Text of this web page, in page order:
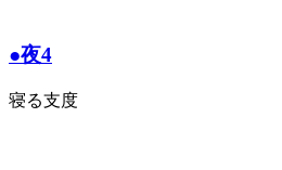
●夜4
寝る支度